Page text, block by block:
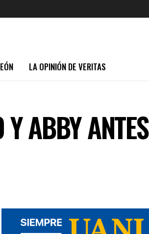
LA OPINIÓN DE VERITAS
ABBY ANTES